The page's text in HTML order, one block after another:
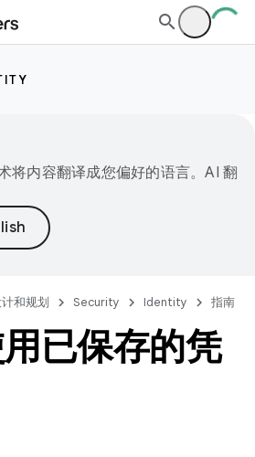
将内容翻译成您偏好的语言。AI 翻
和规划 Security Identity 指南
已保存的凭